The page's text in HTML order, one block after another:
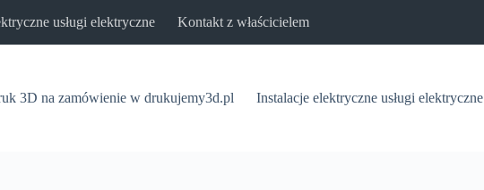
usługi elektryczne Kontakt z właścicielem
3D na zamówienie w drukujemy3d.pl Instalacje elektryczne usługi elektryczne